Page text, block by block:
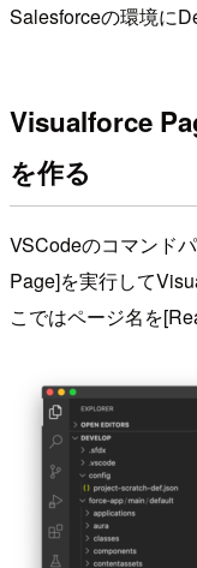
Salesforceの環境に
Visualforce
を作る
VSCodeのコマンド
Page]を実行して
こではページ名を